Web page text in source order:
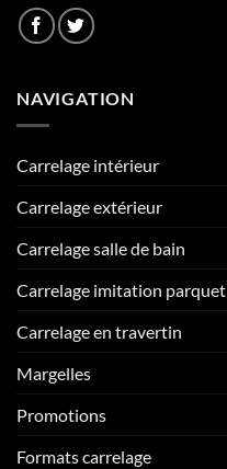
NAVIGATION
Carrelage intérieur
Carrelage extérieur
Carrelage salle de bain
Carrelage imitation parquet
Carrelage en travertin
Margelles
Promotions
Formats carrelage